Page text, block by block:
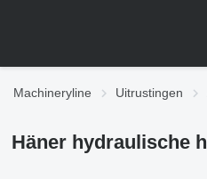
Machineryline Uitrustingen
Häner hydraulische